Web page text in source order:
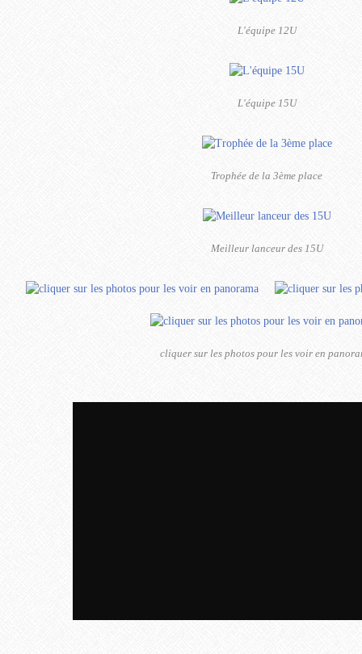
L'équipe 12U
L'équipe 15U
Trophée de la 3ème place
Meilleur lanceur des 15U
cliquer sur les photos pour les voir en